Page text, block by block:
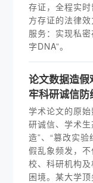
存证，全程实
方存证的法律
服务：实现私
字DNA”。
论文数据造
牢科研诚信防
学术论文的原
研诚信、学术
造”、“篡改实
假乱象频发，
校、科研机构
困境。某大学